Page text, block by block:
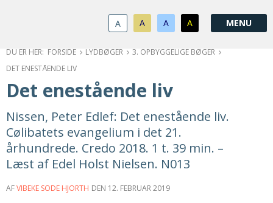
og
gå
indhold
forsiden
guide
for
1.2:
Bestyrelse
1.3:
Økonomi
Årsberetning
1.5:
Privatlivspolitik
Vedtægter
2.0:
Nyheder
3.0:
Kalender
4.0:
Kristeligt
Lydbibliotek
A A A A
FORSIDE LYDBØGER
3. OPBYGGELIGE BØGER
DET ENESTÅENDE LIV
Det enestående liv
Nissen, Peter Edlef: Det enestående liv.
Cølibatets evangelium i det 21.
århundrede. Credo 2018. 1 t. 39 min. –
Læst af Edel Holst Nielsen. N013
AFVIBEKE SODE HJORTH DEN 12. FEBRUAR 2019